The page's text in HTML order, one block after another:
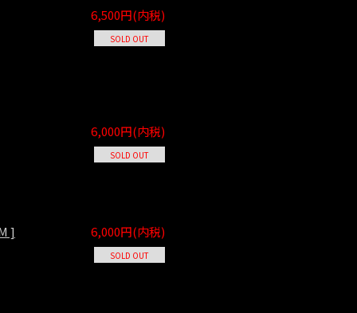
6,500円(内税)
SOLD OUT
6,000円(内税)
SOLD OUT
6,000円(内税)
SOLD OUT
]